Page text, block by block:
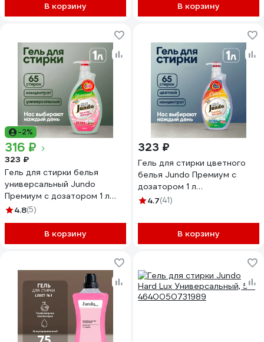
В корзину В корзину
-2%
316 ₽
323 ₽
Гель для стирки белья
универсальный Jundo
Премиум с дозатором 1 л
4903720020340
4.8(5)
В корзину
323 ₽
Гель для стирки цветного
белья Jundo Премиум с
дозатором 1 л
4903720020074
4.7(41)
В корзину